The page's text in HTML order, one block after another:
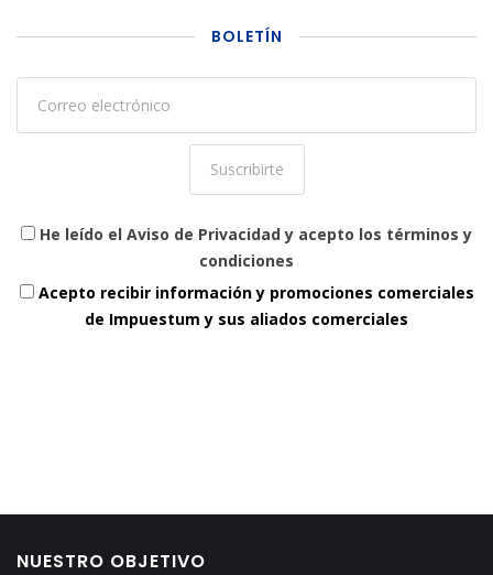
BOLETÍN
He leído el Aviso de Privacidad y acepto los términos y
condiciones
Acepto recibir información y promociones comerciales
de Impuestum y sus aliados comerciales
NUESTRO OBJETIVO